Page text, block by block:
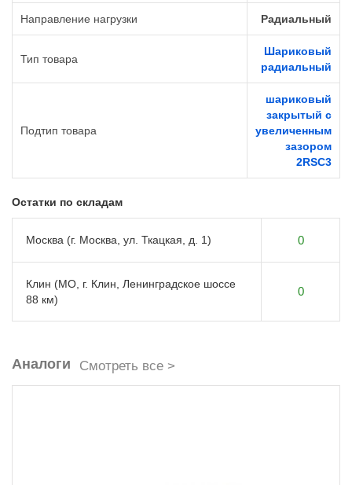
Направление нагрузки Радиальный
Тип товара
Шариковый
радиальный
Подтип товара
шариковый
закрытый с
увеличенным
зазором
2RSС3
Остатки по складам
Москва (г. Москва, ул. Ткацкая, д. 1) 0
Клин (МО, г. Клин, Ленинградское шоссе
88 км)
0
Аналоги Смотреть все >